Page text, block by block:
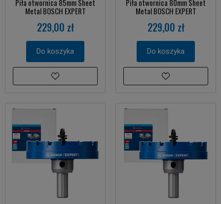
Piła otwornica 85mm Sheet
Metal BOSCH EXPERT
229,00 zł
Do koszyka
Piła otwornica 80mm Sheet
Metal BOSCH EXPERT
229,00 zł
Do koszyka